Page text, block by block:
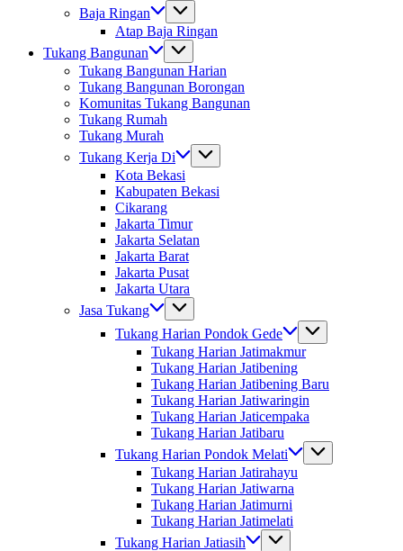
Baja Ringan
Atap Baja Ringan
Tukang Bangunan
Tukang Bangunan Harian
Tukang Bangunan Borongan
Komunitas Tukang Bangunan
Tukang Rumah
Tukang Murah
Tukang Kerja Di
Kota Bekasi
Kabupaten Bekasi
Cikarang
Jakarta Timur
Jakarta Selatan
Jakarta Barat
Jakarta Pusat
Jakarta Utara
Jasa Tukang
Tukang Harian Pondok Gede
Tukang Harian Jatimakmur
Tukang Harian Jatibening
Tukang Harian Jatibening Baru
Tukang Harian Jatiwaringin
Tukang Harian Jaticempaka
Tukang Harian Jatibaru
Tukang Harian Pondok Melati
Tukang Harian Jatirahayu
Tukang Harian Jatiwarna
Tukang Harian Jatimurni
Tukang Harian Jatimelati
Tukang Harian Jatiasih